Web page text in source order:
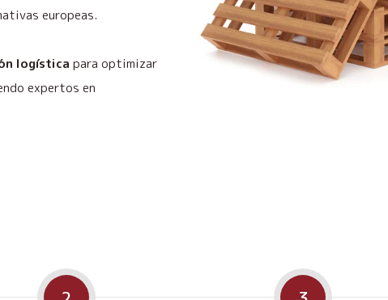
europeas.
logística para optimizar
expertos en